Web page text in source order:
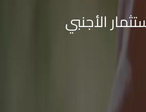
الأجنبي